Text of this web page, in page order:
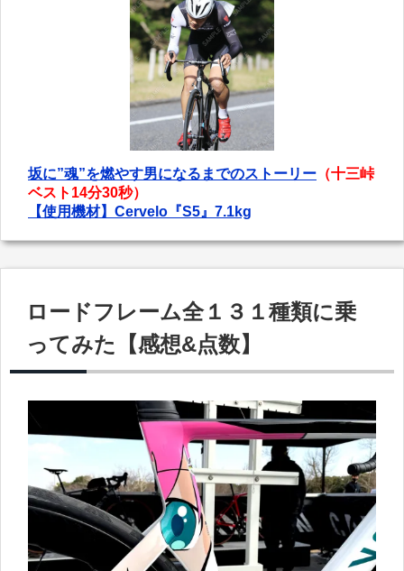
坂に”魂”を燃やす男になるまでのストーリー （十三峠
ベスト14分30秒）
【使用機材】Cervelo『S5』7.1kg
ロードフレーム全１３１種類に乗
ってみた【感想&点数】